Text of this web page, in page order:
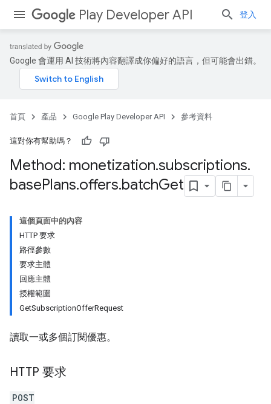
Play Developer API 登入
Google 會運用 AI 技術將內容翻譯成你偏好的語言，但可能會出錯。
首頁 產品 Google Play Developer API 參考資料
這對你有幫助嗎？
Method: monetization.subscriptions.
basePlans.offers.batchGet
這個頁面中的內容
HTTP 要求
路徑參數
要求主體
回應主體
授權範圍
GetSubscriptionOfferRequest
讀取一或多個訂閱優惠。
HTTP 要求
POST